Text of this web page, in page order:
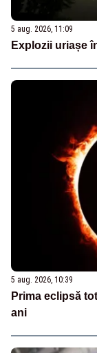
5 aug. 2026, 11:09
Explozii uriașe
5 aug. 2026, 10:39
Prima eclipsă
ani